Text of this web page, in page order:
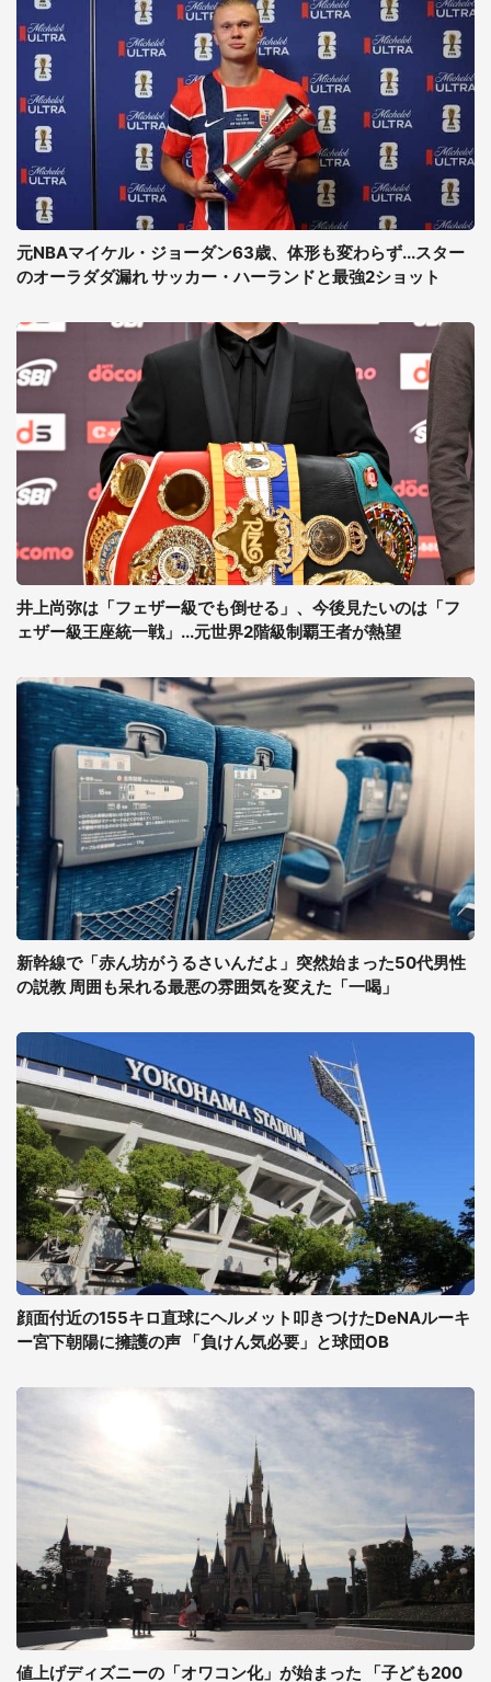
元NBAマイケル・ジョーダン63歳、体形も変わらず...スター
のオーラダダ漏れ サッカー・ハーランドと最強2ショット
井上尚弥は「フェザー級でも倒せる」、今後見たいのは「フ
ェザー級王座統一戦」...元世界2階級制覇王者が熱望
新幹線で「赤ん坊がうるさいんだよ」突然始まった50代男性
の説教 周囲も呆れる最悪の雰囲気を変えた「一喝」
顔面付近の155キロ直球にヘルメット叩きつけたDeNAルーキ
ー宮下朝陽に擁護の声 「負けん気必要」と球団OB
値上げディズニーの「オワコン化」が始まった 「子ども200